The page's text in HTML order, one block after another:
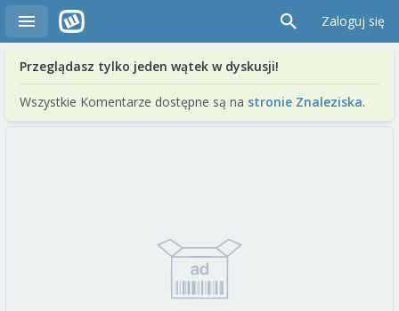
Zaloguj się
Przeglądasz tylko jeden wątek w dyskusji!
Wszystkie Komentarze dostępne są na stronie Znaleziska.